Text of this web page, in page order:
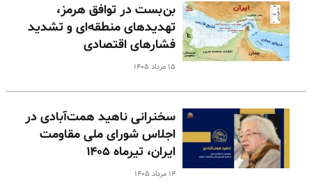
بن‌بست در توافق هرمز،
تهدیدهای منطقه‌ای و تشدید
فشارهای اقتصادی
۱۵ مرداد ۱۴۰۵
سخنرانی ناهید همت‌آبادی در
اجلاس شورای ملی مقاومت
ایران، تیرماه ۱۴۰۵
۱۴ مرداد ۱۴۰۵